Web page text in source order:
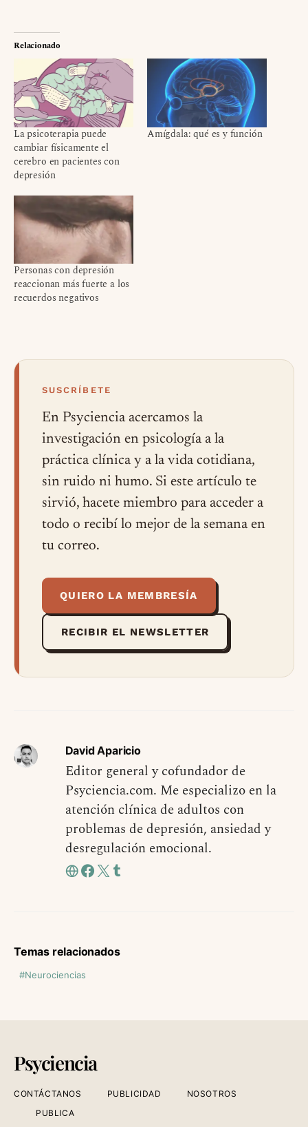
Relacionado
La psicoterapia puede
cambiar físicamente el
cerebro en pacientes con
depresión
Amígdala: qué es y función
Personas con depresión
reaccionan más fuerte a los
recuerdos negativos
SUSCRÍBETE
En Psyciencia acercamos la
investigación en psicología a la
práctica clínica y a la vida cotidiana,
sin ruido ni humo. Si este artículo te
sirvió, hacete miembro para acceder a
todo o recibí lo mejor de la semana en
tu correo.
QUIERO LA MEMBRESÍA
RECIBIR EL NEWSLETTER
David Aparicio
Editor general y cofundador de
Psyciencia.com. Me especializo en la
atención clínica de adultos con
problemas de depresión, ansiedad y
desregulación emocional.
Temas relacionados
Neurociencias
Psyciencia
CONTÁCTANOS PUBLICIDAD
NOSOTROS
PUBLICA